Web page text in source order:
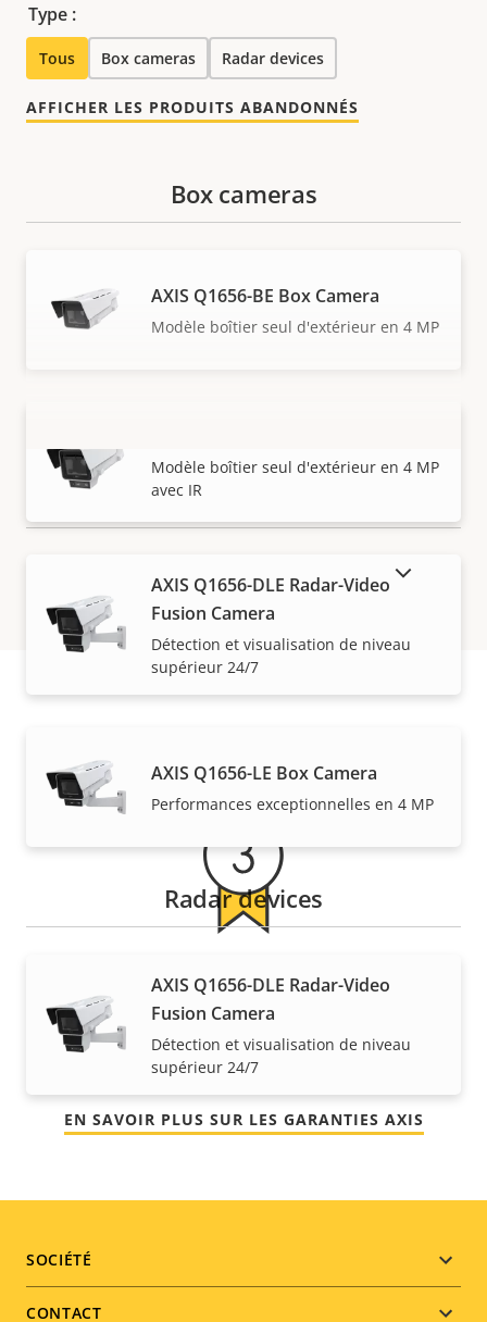
Type :
Tous Box cameras Radar devices
AFFICHER LES PRODUITS ABANDONNÉS
VOIR PLUS
Box cameras
AXIS Q1656-BE Box Camera
Modèle boîtier seul d'extérieur en 4 MP
Modèle boîtier seul d'extérieur en 4 MP
avec IR
AXIS Q1656-DLE Radar-Video
Fusion Camera
Détection et visualisation de niveau
supérieur 24/7
AXIS Q1656-LE Box Camera
Performances exceptionnelles en 4 MP
Radar devices
AXIS Q1656-DLE Radar-Video
Fusion Camera
Détection et visualisation de niveau
supérieur 24/7
Pour la tranquillité d'esprit
Notre garantie de 3 ans offre la propriété sans
problème et permet de contrôler les coûts.
EN SAVOIR PLUS SUR LES GARANTIES AXIS
Footer
SOCIÉTÉ
CONTACT